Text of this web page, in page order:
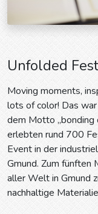
Unfolded
Moving moments,
lots of color! Das
dem Motto „bonding
erlebten rund 700
Event in der
Gmund. Zum fünften
aller Welt in Gmund
nachhaltige